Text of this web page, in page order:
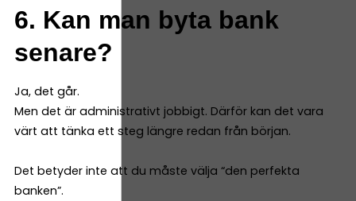
6. Kan man byta bank
senare?
Ja, det går.
Men det är administrativt jobbigt. Därför kan det vara
värt att tänka ett steg längre redan från början.
Det betyder inte att du måste välja “den perfekta
banken”.